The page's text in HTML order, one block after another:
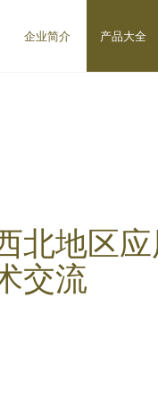
企业简介 产品大全
北地区应
交流